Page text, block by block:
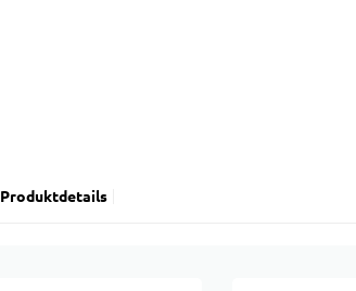
Produktdetails